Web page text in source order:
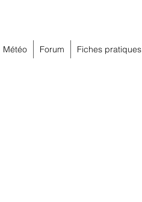
Météo Forum Fiches pratiques